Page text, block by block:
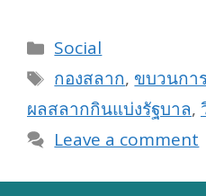
Categories
Social
Tags
กองสลาก, ขบวนกา
ผลสลากกินแบ่งรัฐบาล,
Leave a comment